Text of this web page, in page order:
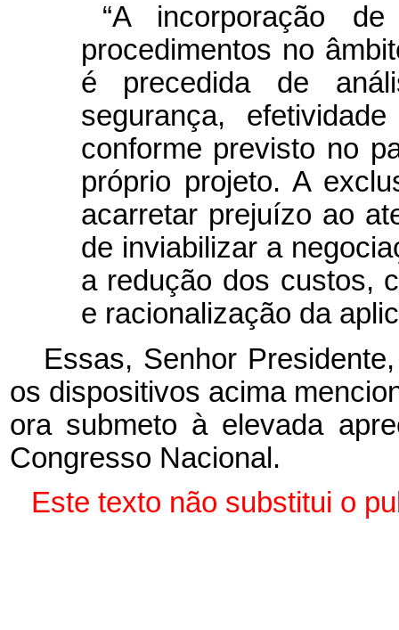
“A incorporação
procedimentos no
é precedida de
segurança,
conforme previsto no
próprio projeto. A
acarretar prejuízo ao
de inviabilizar a
a redução dos custos,
e racionalização da
Essas, Senhor
os dispositivos acima
ora submeto à elevada
Congresso Nacional.
Este texto não substitui o